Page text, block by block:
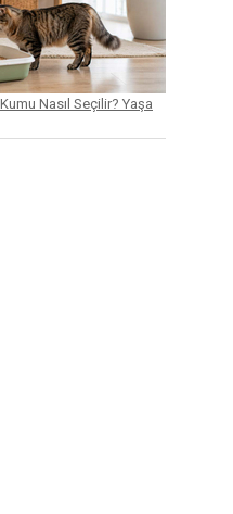
Nasıl Seçilir? Yaşa